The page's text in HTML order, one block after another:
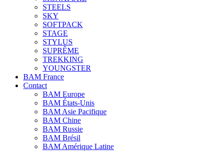
STEELS
SKY
SOFTPACK
STAGE
STYLUS
SUPRÊME
TREKKING
YOUNGSTER
BAM France
Contact
BAM Europe
BAM États-Unis
BAM Asie Pacifique
BAM Chine
BAM Russie
BAM Brésil
BAM Amérique Latine